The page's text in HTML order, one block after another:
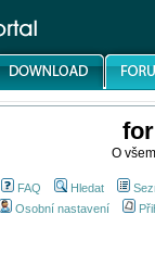
O
FAQ Hledat
Osobní nastavení